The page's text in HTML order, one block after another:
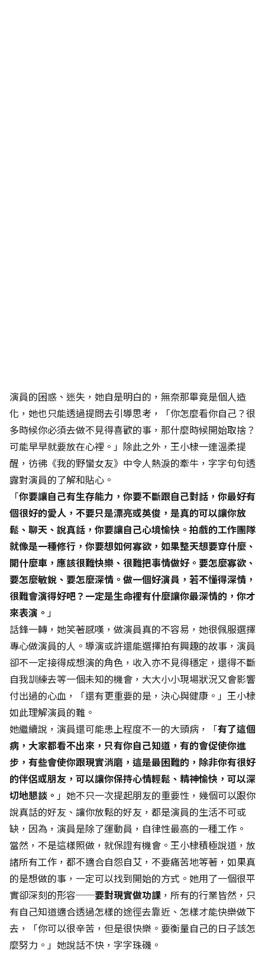
演員的困惑、迷失，她自是明白的，無奈那畢竟是個人造
化，她也只能透過提問去引導思考，「你怎麼看你自己？很
多時候你必須去做不見得喜歡的事，那什麼時候開始取捨？
可能早早就要放在心裡。」除此之外，王小棣一連溫柔提
醒，彷彿《我的野蠻女友》中令人熱淚的牽牛，字字句句透
露對演員的了解和貼心。
「你要讓自己有生存能力，你要不斷跟自己對話，你最好有
個很好的愛人，不要只是漂亮或英俊，是真的可以讓你放
鬆、聊天、說真話，你要讓自己心境愉快。拍戲的工作團隊
就像是一種修行，你要想如何寡欲，如果整天想要穿什麼、
開什麼車，應該很難快樂、很難把事情做好。要怎麼寡欲、
要怎麼敏銳、要怎麼深情。做一個好演員，若不懂得深情，
很難會演得好吧？一定是生命裡有什麼讓你最深情的，你才
來表演。 」
話鋒一轉，她笑著感嘆，做演員真的不容易，她很佩服選擇
專心做演員的人。導演或許還能選擇拍有興趣的故事，演員
卻不一定接得成想演的角色，收入亦不見得穩定，還得不斷
自我訓練去等一個未知的機會，大大小小現場狀況又會影響
付出過的心血，「還有更重要的是，決心與健康。」王小棣
如此理解演員的難。
她繼續說，演員還可能患上程度不一的大頭病，「有了這個
病，大家都看不出來，只有你自己知道，有的會促使你進
步，有些會使你跟現實消磨，這是最困難的，除非你有很好
的伴侶或朋友，可以讓你保持心情輕鬆、精神愉快，可以深
切地懇談。 」她不只一次提起朋友的重要性，幾個可以跟你
說真話的好友、讓你放鬆的好友，都是演員的生活不可或
缺，因為，演員是除了運動員，自律性最高的一種工作。
當然，不是這樣照做，就保證有機會。王小棣積極說道，放
諸所有工作，都不適合自怨自艾，不要痛苦地等著，如果真
的是想做的事，一定可以找到開始的方式。她用了一個很平
實卻深刻的形容──要對現實做功課 ，所有的行業皆然，只
有自己知道適合透過怎樣的途徑去靠近、怎樣才能快樂做下
去，「你可以很辛苦，但是很快樂。要衡量自己的日子該怎
麼努力。」她說話不快，字字珠磯。